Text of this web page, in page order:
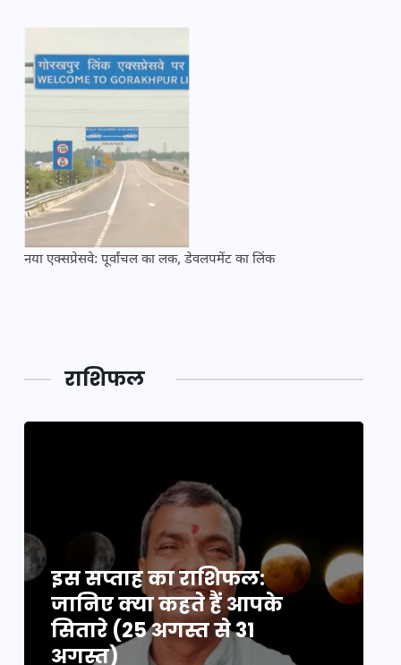
नया एक्सप्रेसवे: पूर्वांचल का लक, डेवलपमेंट का लिंक
राशिफल
इस सप्ताह का राशिफल:
जानिए क्या कहते हैं आपके
सितारे (25 अगस्त से 31
अगस्त)